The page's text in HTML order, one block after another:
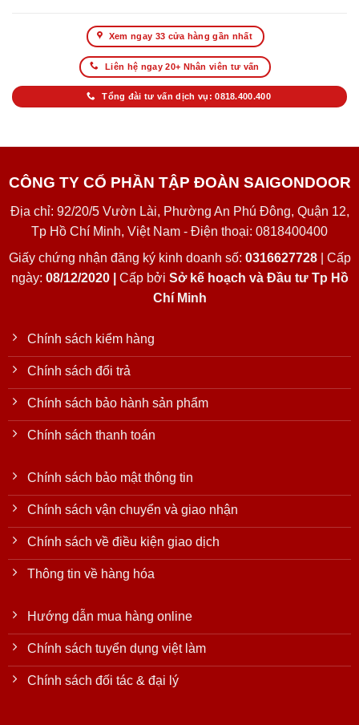
Xem ngay 33 cửa hàng gần nhất
Liên hệ ngay 20+ Nhân viên tư vấn
Tổng đài tư vấn dịch vụ: 0818.400.400
CÔNG TY CỔ PHẦN TẬP ĐOÀN SAIGONDOOR
Địa chỉ: 92/20/5 Vườn Lài, Phường An Phú Đông, Quận 12,
Tp Hồ Chí Minh, Việt Nam - Điện thoại: 0818400400
Giấy chứng nhận đăng ký kinh doanh số: 0316627728| Cấp
ngày: 08/12/2020 | Cấp bởi Sở kế hoạch và Đầu tư Tp Hồ
Chí Minh
Chính sách kiểm hàng
Chính sách đổi trả
Chính sách bảo hành sản phẩm
Chính sách thanh toán
Chính sách bảo mật thông tin
Chính sách vận chuyển và giao nhận
Chính sách về điều kiện giao dịch
Thông tin về hàng hóa
Hướng dẫn mua hàng online
Chính sách tuyển dụng việt làm
Chính sách đối tác & đại lý